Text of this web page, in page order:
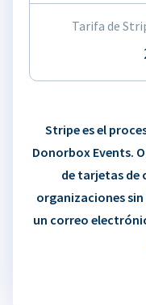
Tarifa de
Stripe es el
Donorbox Events.
de tarjetas de
organizaciones
un correo